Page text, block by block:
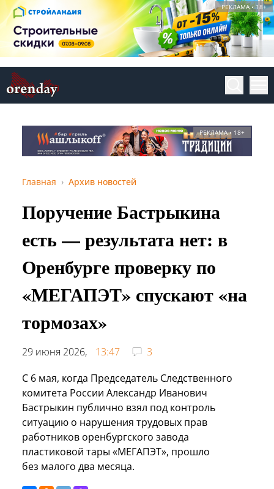
РЕКЛАМА • 18+
РЕКЛАМА • 18+
Главная Архив новостей
Поручение Бастрыкина
есть — результата нет: в
Оренбурге проверку по
«МЕГАПЭТ» спускают «на
тормозах»
29 июня 2026, 13:47
3
С 6 мая, когда Председатель Следственного
комитета России Александр Иванович
Бастрыкин публично взял под контроль
ситуацию о нарушения трудовых прав
работников оренбургского завода
пластиковой тары «МЕГАПЭТ», прошло
без малого два месяца.